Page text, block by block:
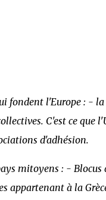
fondent l'Europe : - la
C'est ce que
d'adhésion.
mitoyens : - Blocus
appartenant à la